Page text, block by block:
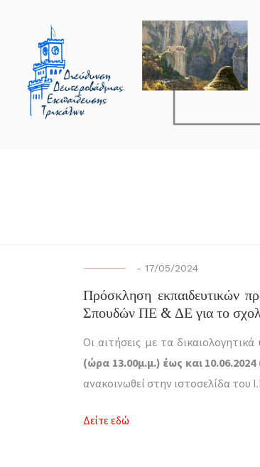
- 17/05/2024
Πρόσκληση εκπαιδευτικών
Σπουδών ΠΕ & ΔΕ για το
Οι αιτήσεις με τα
(ώρα 13.00μ.μ.) έως και
ανακοινωθεί στην ιστοσελίδα του
Δείτε εδώ